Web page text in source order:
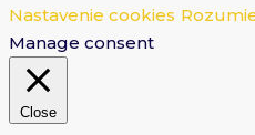
Nastavenie cookies
Manage consent
Close